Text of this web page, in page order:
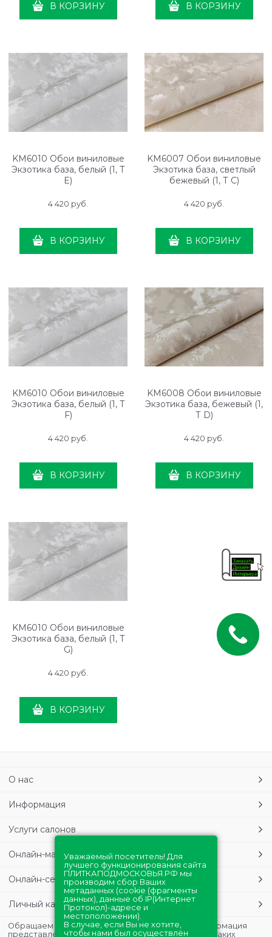
В КОРЗИНУ В КОРЗИНУ
KM6010 Обои виниловые
Экзотика база, белый (1, Т
E)
4 420 руб.
В КОРЗИНУ
KM6007 Обои виниловые
Экзотика база, светлый
бежевый (1, Т C)
4 420 руб.
В КОРЗИНУ
KM6010 Обои виниловые
Экзотика база, белый (1, Т
F)
4 420 руб.
В КОРЗИНУ
KM6008 Обои виниловые
Экзотика база, бежевый (1,
Т D)
4 420 руб.
В КОРЗИНУ
KM6010 Обои виниловые
Экзотика база, белый (1, Т
G)
4 420 руб.
В КОРЗИНУ
О нас
Информация
Услуги салонов
Онлайн-магазин
Онлайн-сервисы
Личный кабинет
Обращаем Ваше внимание на то, что данная информация
представлена в ознакомительных целях и ни при каких
Уважаемый посетитель! Для
лучшего функционирования сайта
ПЛИТКАПОДМОСКОВЬЯ.РФ мы
производим сбор Ваших
метаданных (cookie (фрагменты
данных), данные об IP(Интернет
Протокол)-адресе и
местоположении).
В случае, если Вы не хотите,
чтобы нами был осуществлён